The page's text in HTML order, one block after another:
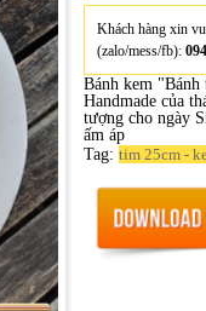
Khách hàng xin
(zalo/mess/fb):
Bánh kem
Handmade của
tượng cho ngày
ấm áp
Tag: tim 25cm -